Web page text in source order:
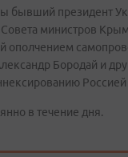
бывший президент
министров
Бородай и
в течение дня.